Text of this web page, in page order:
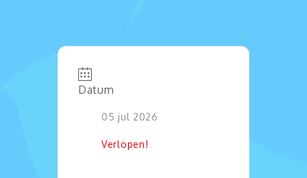
te
Datum
05 jul 2026
Verlopen!